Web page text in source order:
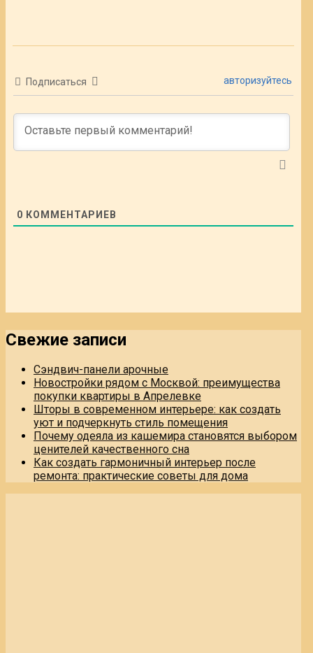
Подписаться авторизуйтесь
0 КОММЕНТАРИЕВ
Свежие записи
Сэндвич-панели арочные
Новостройки рядом с Москвой: преимущества
покупки квартиры в Апрелевке
Шторы в современном интерьере: как создать
уют и подчеркнуть стиль помещения
Почему одеяла из кашемира становятся выбором
ценителей качественного сна
Как создать гармоничный интерьер после
ремонта: практические советы для дома